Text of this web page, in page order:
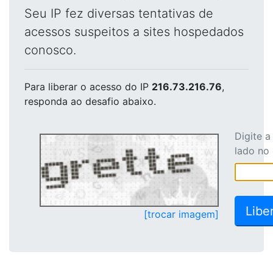
Seu IP fez diversas tentativas de
acessos suspeitos a sites hospedados
conosco.
Para liberar o acesso do IP 216.73.216.76,
responda ao desafio abaixo.
[trocar imagem]
Digite
lado no